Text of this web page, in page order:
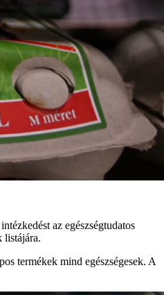
az egészségtudatos
listájára.
termékek mind egészségesek. A